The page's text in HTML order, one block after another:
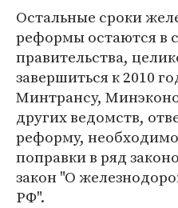
Остальные сроки
реформы остаются в
правительства,
завершиться к 2010
Минтрансу,
других ведомств,
реформу,
поправки в ряд
закон "О
РФ".